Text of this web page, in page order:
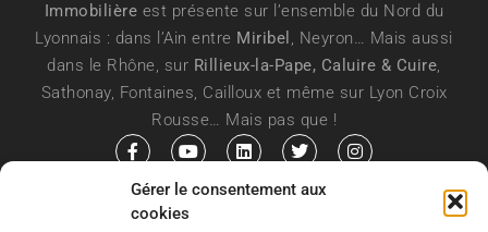
Gérer le consentement aux
cookies
Immobilière est présente sur l’ensemble du Nord du
Lyonnais : dans l’Ain entre Miribel , Neyron… Mais aussi
dans le Rhône, sur Rillieux-la-Pape, Caluire & Cuire,
Sathonay, Fontaines, Cailloux et même sur Lyon Croix
Rousse… Mais pas que !
Propulsé par l’aide de la région